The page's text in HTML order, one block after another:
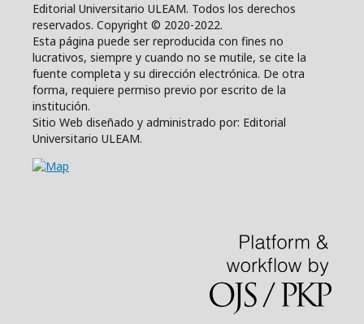
Editorial Universitario ULEAM. Todos los derechos
reservados. Copyright © 2020-2022.
Esta página puede ser reproducida con fines no
lucrativos, siempre y cuando no se mutile, se cite la
fuente completa y su dirección electrónica. De otra
forma, requiere permiso previo por escrito de la
institución.
Sitio Web diseñado y administrado por: Editorial
Universitario ULEAM.